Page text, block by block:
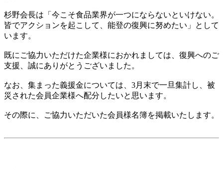
杉野会長は「今こそ食品業界が一つにならないといけない。
皆でアクションを起こして、能登の復興に努めたい」として
います。
既にご協力いただけた企業様におかれましては、復興へのご
支援、誠にありがとうございました。
なお、集まった義援金については、3月末で一旦集計し、被
災された会員企業様へ配分したいと思います。
その際に、ご協力いただいた会員様名簿を掲載いたします。